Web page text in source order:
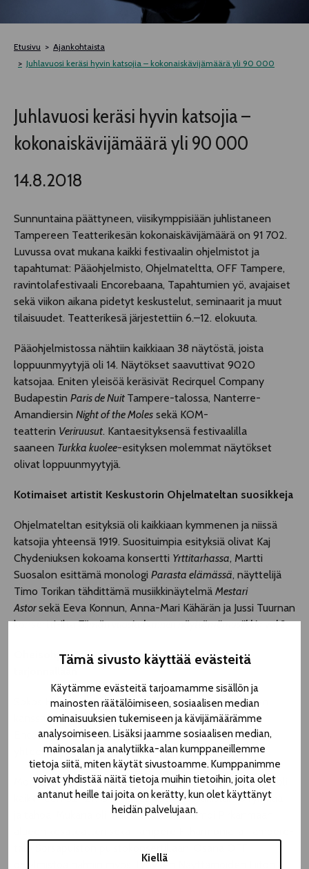
Tämä sivusto käyttää evästeitä
Käytämme evästeitä tarjoamamme sisällön ja
mainosten räätälöimiseen, sosiaalisen median
ominaisuuksien tukemiseen ja kävijämäärämme
analysoimiseen. Lisäksi jaamme sosiaalisen median,
mainosalan ja analytiikka-alan kumppaneillemme
tietoja siitä, miten käytät sivustoamme. Kumppanimme
voivat yhdistää näitä tietoja muihin tietoihin, joita olet
antanut heille tai joita on kerätty, kun olet käyttänyt
heidän palvelujaan.
Kiellä
TELTTALAB
OFF TAMPERE
TAPAHTUMIEN YÖ
MUU OHJELMISTO
Etusivu
Ajankohtaista
Juhlavuosi keräsi hyvin katsojia – kokonaiskävijämäärä yli 90 000
Juhlavuosi keräsi hyvin katsojia –
kokonaiskävijämäärä yli 90 000
14.8.2018
Sunnuntaina päättyneen, viisikymppisiään juhlistaneen
Tampereen Teatterikesän kokonaiskävijämäärä on 91 702.
Luvussa ovat mukana kaikki festivaalin ohjelmistot ja
tapahtumat: Pääohjelmisto, Ohjelmateltta, OFF Tampere,
ravintolafestivaali Encorebaana, Tapahtumien yö, avajaiset
sekä viikon aikana pidetyt keskustelut, seminaarit ja muut
tilaisuudet. Teatterikesä järjestettiin 6.–12. elokuuta.
Pääohjelmistossa nähtiin kaikkiaan 38 näytöstä, joista
loppuunmyytyjä oli 14. Näytökset saavuttivat 9020
katsojaa. Eniten yleisöä keräsivät Recirquel Company
Budapestin Paris de Nuit Tampere-talossa, Nanterre-
Amandiersin Night of the Moles sekä KOM-
teatterin Veriruusut. Kantaesityksensä festivaalilla
saaneen Turkka kuolee-esityksen molemmat näytökset
olivat loppuunmyytyjä.
Kotimaiset artistit Keskustorin Ohjelmateltan suosikkeja
Ohjelmateltan esityksiä oli kaikkiaan kymmenen ja niissä
katsojia yhteensä 1919. Suosituimpia esityksiä olivat Kaj
Chydeniuksen kokoama konsertti Yrttitarhassa, Martti
Suosalon esittämä monologi Parasta elämässä, näyttelijä
Timo Torikan tähdittämä musiikkinäytelmä Mestari
Astorsekä Eeva Konnun, Anna-Mari Kähärän ja Jussi Tuurnan
konsertti-iltaTämän vuosituhannen näyttämömusiikkia vol 2.
Oheisohjelmistot houkuttivat kävijöitä laajalla
Sokos Hotels Tampereen ja Pirkanmaan Osuuskaupan
kanssa yhteistyössä järjestettävän ravintolafestivaali
Encorebaanan 11 ilmaisesitystä keräsivät ravintoloihin
yhteensä 1290 kävijää.
Monipuolisen OFF Tampere -ohjelmiston katsojamäärä oli
kaikkineen 52 127. OFF-ohjelmistoon osallistui 45 ryhmää
ja tahoa. Mukana oli muun muassa useampi Pirkanmaan
ohjelmistoa nähtiin myös Työväen Näyttämöiden Liiton